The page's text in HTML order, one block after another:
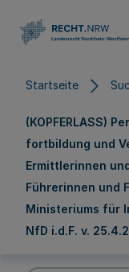
Startseite
(KOPFERLASS)
fortbildung und
Ermittlerinnen
Führerinnen und
Ministeriums für
NfD i.d.F. v.